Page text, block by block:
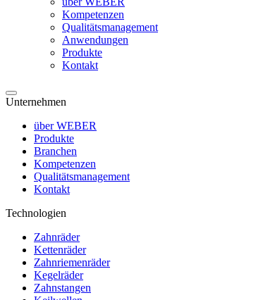
Kompetenzen
Qualitätsmanagement
Anwendungen
Produkte
Kontakt
Unternehmen
über WEBER
Produkte
Branchen
Kompetenzen
Qualitätsmanagement
Kontakt
Technologien
Zahnräder
Kettenräder
Zahnriemenräder
Kegelräder
Zahnstangen